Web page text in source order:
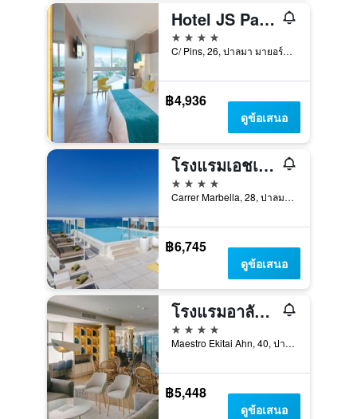
Hotel JS Palma Stay - Adults Only โรงแรมจีแอสปัลม่าสเตย์ - สำหรับผู้ใหญ่เท่านั้น
4 ดาว
C/ Pins, 26, ปาลมา มายอร์กา, มาจอร์กา, สเปน
฿4,936
ดูข้อเสนอ
โรงแรมเอชเอ็มกรานฟิเอสต้า
4 ดาว
Carrer Marbella, 28, ปาลมา มายอร์กา, มาจอร์กา, สเปน
฿6,745
ดูข้อเสนอ
โรงแรมอาลัวซูลพัลมา - สำหรับผู้ใหญ่เท่านั้น
4 ดาว
Maestro Ekitai Ahn, 40, ปาลมา มายอร์กา, มาจอร์กา, สเปน
฿5,448
ดูข้อเสนอ